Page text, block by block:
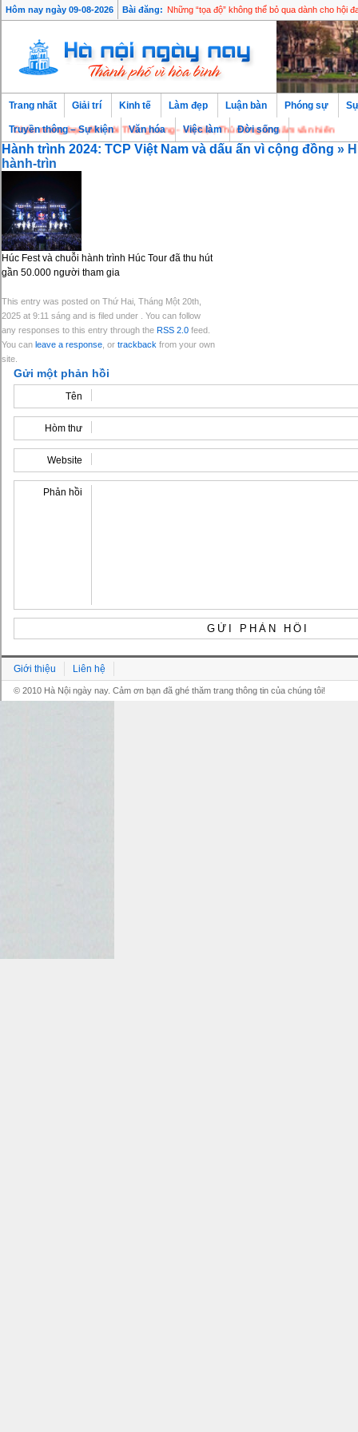
Hôm nay ngày 09-08-2026 Bài đăng: Những “tọa độ” không thể bỏ qua dành cho hội
mừng bạn đến với Thăng Long - Hà Nội, Thủ đô ngàn năm văn hiến
Trang nhất Giải trí Kinh tế Làm đẹp Luận bàn Phóng sự
Truyền thông – Sự kiện Văn hóa Việc làm Đời sống
Hành trình 2024: TCP Việt Nam và dấu ấn vì cộng đồng »
hành-trìn
Húc Fest và chuỗi hành trình Húc Tour đã thu hút
gần 50.000 người tham gia
This entry was posted on Thứ Hai, Tháng Một 20th,
2025 at 9:11 sáng and is filed under . You can follow
any responses to this entry through the RSS 2.0 feed.
You can leave a response , or trackback from your own
site.
Gửi một phản hồi
Tên
Hòm thư
Website
Phản hồi
Giới thiệu Liên hệ
© 2010 Hà Nội ngày nay. Cảm ơn bạn đã ghé thăm trang thông tin của chúng tôi!